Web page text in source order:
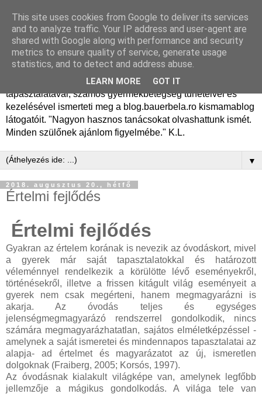
Dr. Bauer Béla Ph.D.
gyermekgyógyász
Dr. Bauer Béla Ph.D. gyermekgyógyász főorvos, 50 éves
tapasztalatával, számos gyermekbetegség tüneteivel és
kezelésével ismerteti meg a blog.bauerbela.ro kismamablog
látogatóit. "Nagyon hasznos tanácsokat olvashattunk ismét.
Minden szülőnek ajánlom figyelmébe." K.L.
▼
2018. augusztus 20., hétfő
Értelmi fejlődés
Értelmi fejlődés
Gyakran az értelem korának is nevezik az óvodáskort, mivel
a gyerek már saját tapasztalatokkal és határozott
véleménnyel rendelkezik a körülötte lévő eseményekről,
történésekről, illetve a frissen kitágult világ eseményeit a
gyerek nem csak megérteni, hanem megmagyarázni is
akarja. Az óvodás teljes és egységes
jelenségmegmagyarázó rendszerrel gondolkodik, nincs
számára megmagyarázhatatlan, sajátos elméletképzéssel -
amelynek a saját ismeretei és mindennapos tapasztalatai az
alapja- ad értelmet és magyarázatot az új, ismeretlen
dolgoknak (Fraiberg, 2005; Korsós, 1997).
Az óvodásnak kialakult világképe van, amelynek legfőbb
jellemzője a mágikus gondolkodás. A világa tele van
This site uses cookies from Google to deliver its services
and to analyze traffic. Your IP address and user-agent are
shared with Google along with performance and security
metrics to ensure quality of service, generate usage
statistics, and to detect and address abuse.
LEARN MORE GOT IT